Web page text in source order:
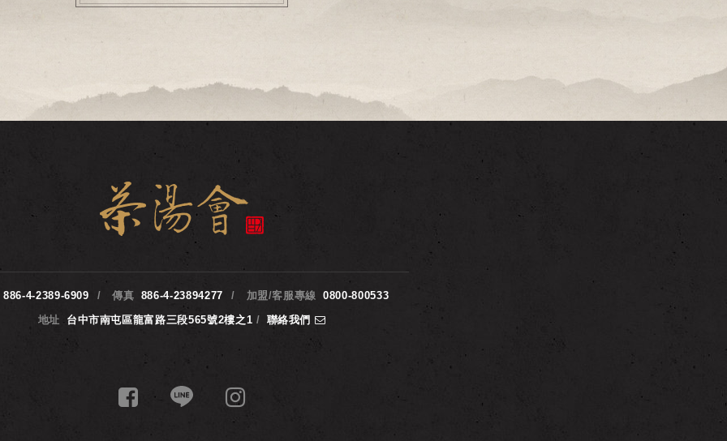
886-4-2389-6909 傳真 886-4-23894277 加盟/客服專線
0800-800533
地址
台中市南屯區龍富路三段565號2樓之1 / 聯絡我們